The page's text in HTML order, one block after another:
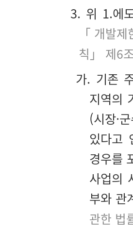
3. 위 1.에
「개발
칙」 제6
가. 기존
지역의
(시장·
있다고
경우를
사업의
부와 관
관한 법